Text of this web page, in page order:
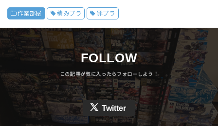
作業部屋 積みプラ 罪プラ
FOLLOW
Twitter